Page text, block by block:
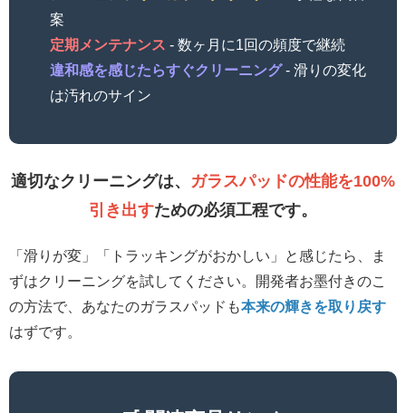
案
定期メンテナンス - 数ヶ月に1回の頻度で継続
違和感を感じたらすぐクリーニング- 滑りの変化
は汚れのサイン
適切なクリーニングは、
ガラスパッドの性能を100%
引き出すための必須工程です。
「滑りが変」「トラッキングがおかしい」と感じたら、ま
ずはクリーニングを試してください。開発者お墨付きのこ
の方法で、あなたのガラスパッドも本来の輝きを取り戻す
はずです。